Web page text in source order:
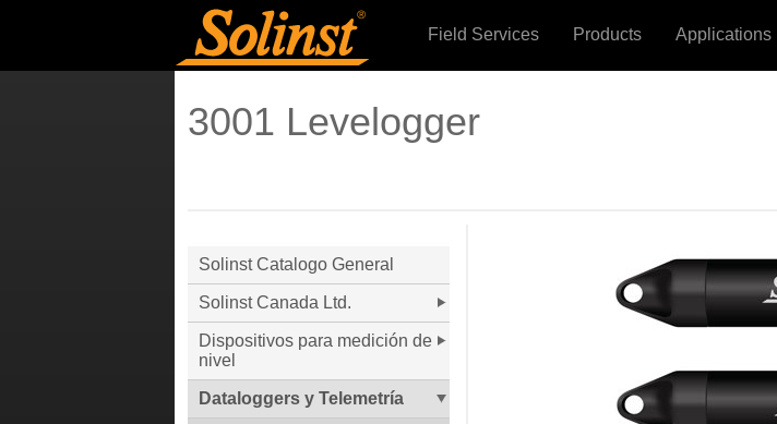
Field Services Products Applications
3001 Levelogger
Solinst Catalogo General
Solinst Canada Ltd.
Dispositivos para medición de
nivel
Dataloggers y Telemetría